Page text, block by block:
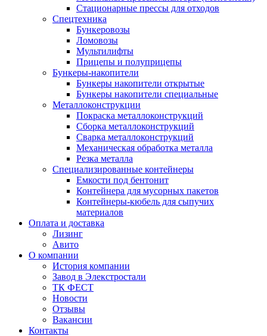
Стационарные прессы для отходов
Спецтехника
Бункеровозы
Ломовозы
Мультилифты
Прицепы и полуприцепы
Бункеры-накопители
Бункеры накопители открытые
Бункеры накопители специальные
Металлоконструкции
Покраска металлоконструкций
Сборка металлоконструкций
Сварка металлоконструкций
Механическая обработка металла
Резка металла
Специализированные контейнеры
Емкости под бентонит
Контейнера для мусорных пакетов
Контейнеры-кюбель для сыпучих
материалов
Оплата и доставка
Лизинг
Авито
О компании
История компании
Завод в Элекстростали
ТК ФЕСТ
Новости
Отзывы
Вакансии
Контакты